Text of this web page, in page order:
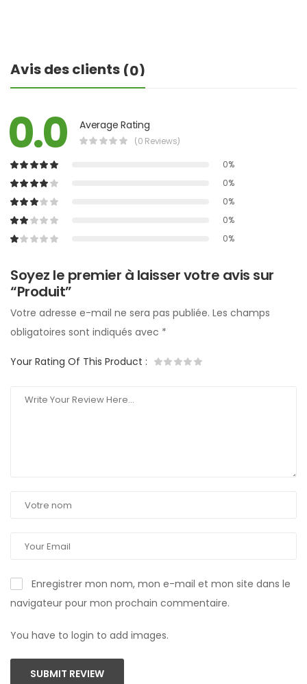
Avis des clients (0)
0.0 Average Rating
(0 Reviews)
0%
0%
0%
0%
0%
Soyez le premier à laisser votre avis sur
“Produit”
Votre adresse e-mail ne sera pas publiée. Les champs
obligatoires sont indiqués avec *
Your Rating Of This Product :
Enregistrer mon nom, mon e-mail et mon site dans le
navigateur pour mon prochain commentaire.
You have to login to add images.
SUBMIT REVIEW